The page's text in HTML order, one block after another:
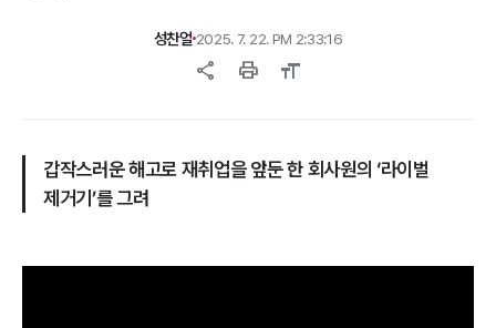
성찬얼 2025. 7. 22. PM 2:33:16
share print format_size
갑작스러운 해고로 재취업을 앞둔 한 회사원의 ‘라이벌
제거기’를 그려